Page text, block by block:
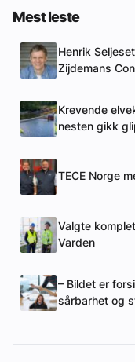
Mest leste
Henrik
Zijdemans
Krevende
nesten gikk
TECE Norge
Valgte
Varden
– Bildet er
sårbarhet og